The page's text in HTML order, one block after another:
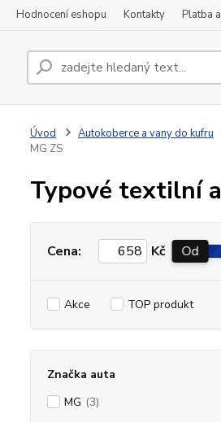
Hodnocení eshopu Kontakty Platba
Úvod Autokoberce a vany do kufru
MG ZS
Typové textilní
Cena: Kč Od
Akce TOP produkt
Značka auta
MG (3)